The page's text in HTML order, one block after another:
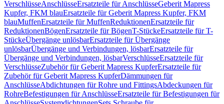
VerschlüsseAnschlüsseErsatzteile für AnschlüsseGeberit Mapress
Kupfer, FKM blauErsatzteile für Geberit Mapress Kupfer, FKM
blauMuffenErsatzteile für MuffenReduktionenErsatzteile für
ReduktionenBögenErsatzteile für BögenT-StückeErsatzteile für T-
StückeÜbergänge unlösbarErsatzteile für Übergänge
unlösbarÜbergänge und Verbindungen, lösbarErsatzteile für
Übergänge und Verbindungen, lösbarVerschlüsseErsatzteile für
VerschlüsseZubehör für Geberit Mapress KupferErsatzteile für
Zubehör für Geberit Mapress KupferDämmungen für
AnschlüsseAbdichtungen für Rohre und FittingsAbdeckungen für
RohreBefestigungen für AnschlüsseErsatzteile für Befestigungen für